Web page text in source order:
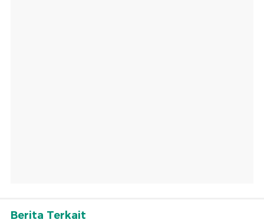
Berita Terkait